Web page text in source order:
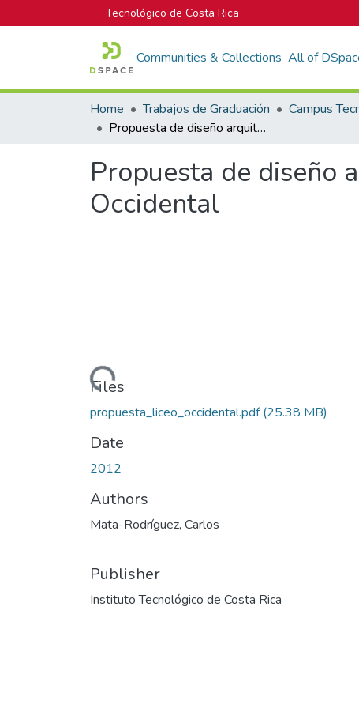
Tecnológico de Costa Rica
Communities & Collections All of
Home Trabajos de Graduación
Propuesta de diseño arquitectónico para la reubicación del Liceo Occidental
Propuesta de diseño
Occidental
Loading...
Files
propuesta_liceo_occidental.pdf(25.38 MB)
Date
2012
Authors
Mata-Rodríguez, Carlos
Publisher
Instituto Tecnológico de Costa Rica